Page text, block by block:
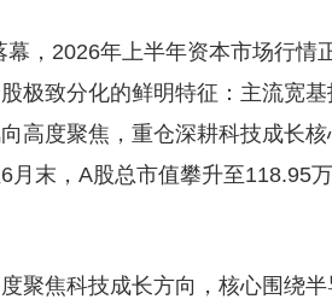
幕，2026年上半年资本市场行情
极致分化的鲜明特征：主流宽
高度聚焦，重仓深耕科技成长
月末，A股总市值攀升至118.95
聚焦科技成长方向，核心围绕